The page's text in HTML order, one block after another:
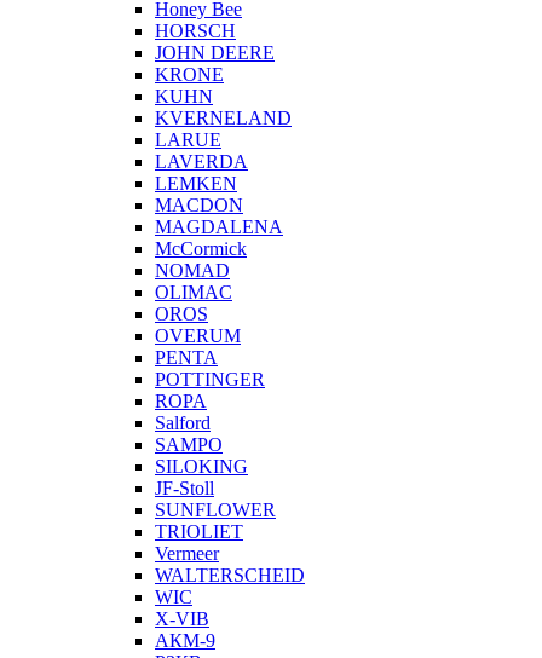
Honey Bee
HORSCH
JOHN DEERE
KRONE
KUHN
KVERNELAND
LARUE
LAVERDA
LEMKEN
MACDON
MAGDALENA
McCormick
NOMAD
OLIMAC
OROS
OVERUM
PENTA
POTTINGER
ROPA
Salford
SAMPO
SILOKING
JF-Stoll
SUNFLOWER
TRIOLIET
Vermeer
WALTERSCHEID
WIC
X-VIB
АКМ-9